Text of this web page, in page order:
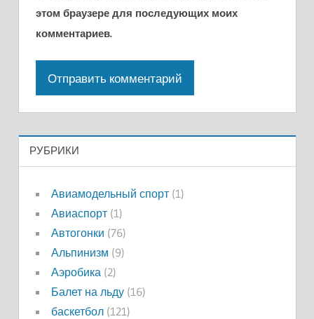
этом браузере для последующих моих
комментариев.
РУБРИКИ
Авиамодельный спорт(1)
Авиаспорт(1)
Автогонки (76)
Альпинизм (9)
Аэробика (2)
Балет на льду(16)
баскетбол(121)